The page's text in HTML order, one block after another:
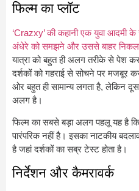
फिल्म का प्लॉट
‘Crazxy’ की कहानी एक युवा आदमी
अंधेरे को समझने और उससे बाहर
यात्रा को बहुत ही अलग तरीके से पेश
दर्शकों को गहराई से सोचने पर मजबूर
ओर बहुत ही सामान्य लगता है, लेकिन
अलग है।
फिल्म का सबसे बड़ा अलग पहलू यह है
पारंपरिक नहीं है। इसका नाटकीय
है जहां दर्शकों का सब्र टेस्ट होता है।
निर्देशन और कैमरावर्क